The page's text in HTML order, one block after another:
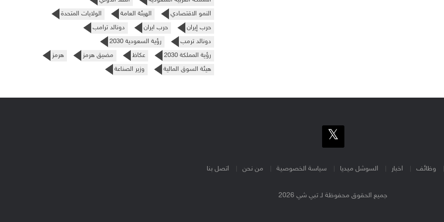
النمو الاقتصادي
الهيئة العامة
الولايات المتحدة
حرب إيران
حرب ايران
دونالد ترامب
دونالد ترمب
رؤية السعودية 2030
رؤية المملكة 2030
عكاظ مضيق هرمز
هرمز
هيئة السوق المالية
وزير الصناعة
وظائف اخبار السوشل ميديا سياسة الخصوصية من نحن اتصل بنا
جميع الحقوق محفوظة لـ تبي شي 2026